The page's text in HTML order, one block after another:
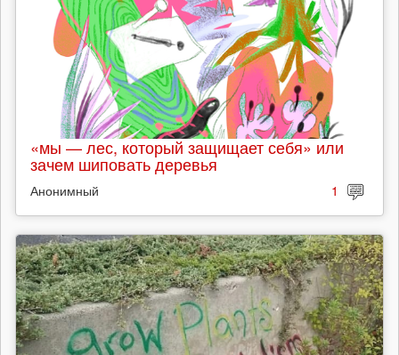
«мы — лес, который защищает себя» или
зачем шиповать деревья
Анонимный 1